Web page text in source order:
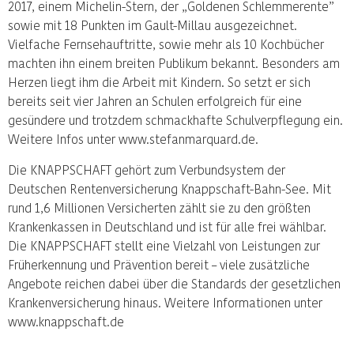
2017, einem Michelin-Stern, der „Goldenen Schlemmerente”
sowie mit 18 Punkten im Gault-Millau ausgezeichnet.
Vielfache Fernsehauftritte, sowie mehr als 10 Kochbücher
machten ihn einem breiten Publikum bekannt. Besonders am
Herzen liegt ihm die Arbeit mit Kindern. So setzt er sich
bereits seit vier Jahren an Schulen erfolgreich für eine
gesündere und trotzdem schmackhafte Schulverpflegung ein.
Weitere Infos unter www.stefanmarquard.de.
Die KNAPPSCHAFT gehört zum Verbundsystem der
Deutschen Rentenversicherung Knappschaft-Bahn-See. Mit
rund 1,6 Millionen Versicherten zählt sie zu den größten
Krankenkassen in Deutschland und ist für alle frei wählbar.
Die KNAPPSCHAFT stellt eine Vielzahl von Leistungen zur
Früherkennung und Prävention bereit – viele zusätzliche
Angebote reichen dabei über die Standards der gesetzlichen
Krankenversicherung hinaus. Weitere Informationen unter
www.knappschaft.de